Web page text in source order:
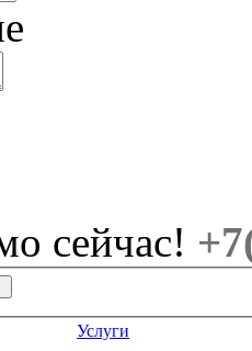
сейчас!
Услуги